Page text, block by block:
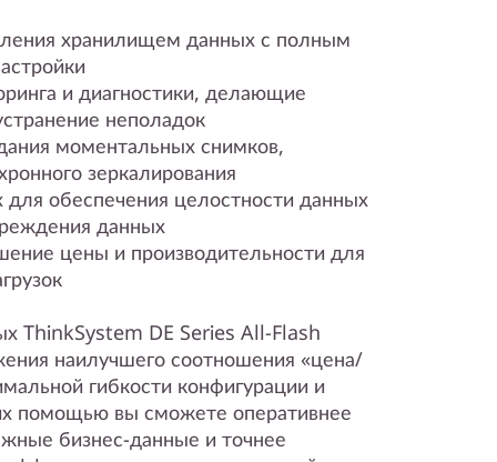
хранилищем данных с полным
и диагностики, делающие
неполадок
моментальных снимков,
зеркалирования
для обеспечения целостности данных
данных
цены и производительности для
ThinkSystem DE Series All-Flash
наилучшего соотношения «цена/
гибкости конфигурации и
помощью вы сможете оперативнее
бизнес-данные и точнее